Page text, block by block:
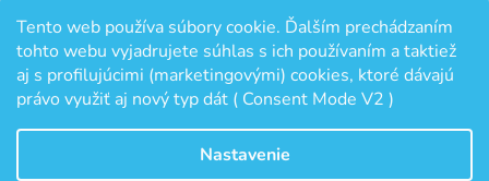
Tento web používa súbory cookie. Ďalším prechádzaním
tohto webu vyjadrujete súhlas s ich používaním a taktiež
aj s profilujúcimi (marketingovými) cookies, ktoré dávajú
právo využiť aj nový typ dát ( Consent Mode V2 )
Nastavenie
Podmienky ochrany osobných údajov
Odstúpenie od zmluvy